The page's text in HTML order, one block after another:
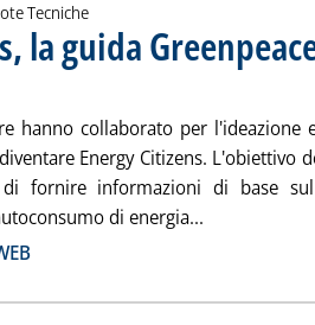
Tecniche
la guida
settembre 2017 alle 13.1.
hanno collaborato per l'ideazione
Energy Citizens. L'obiettivo
fornire informazioni di base
di energia...
notizia